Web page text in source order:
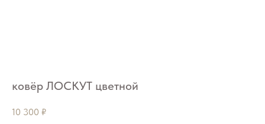
ковёр ЛОСКУТ цветной
10 300 ₽